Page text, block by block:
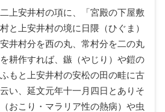
上安井村の項に、「宮殿の下屋敷
と上安井村の境に日隈（ひぐま）
井村分を西の丸、常村分を二の丸
耕作すれば、鏃（やじり）や鎧の
もと上安井村の安松の田の畦に古
い、延文元年十一月四日とありそ
おこり・マラリア性の熱病）や虫